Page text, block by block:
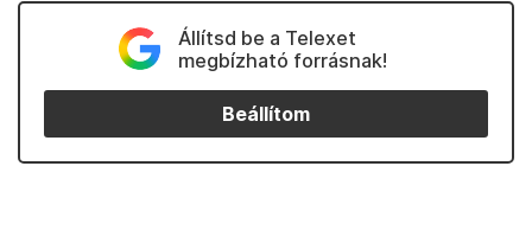
Állítsd be a Telexet
megbízható forrásnak!
Beállítom